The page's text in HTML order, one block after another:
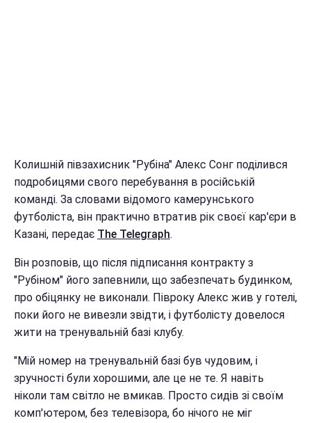
Колишній півзахисник "Рубіна" Алекс Сонг поділився
подробицями свого перебування в російській
команді. За словами відомого камерунського
футболіста, він практично втратив рік своєї кар'єри в
Казані, передає The Telegraph.
Він розповів, що після підписання контракту з
"Рубіном" його запевнили, що забезпечать будинком,
про обіцянку не виконали. Півроку Алекс жив у готелі,
поки його не вивезли звідти, і футболісту довелося
жити на тренувальній базі клубу.
"Мій номер на тренувальній базі був чудовим, і
зручності були хорошими, але це не те. Я навіть
ніколи там світло не вмикав. Просто сидів зі своїм
комп'ютером, без телевізора, бо нічого не міг